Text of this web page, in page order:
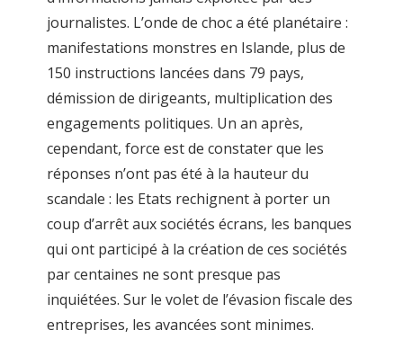
journalistes. L’onde de choc a été planétaire :
manifestations monstres en Islande, plus de
150 instructions lancées dans 79 pays,
démission de dirigeants, multiplication des
engagements politiques. Un an après,
cependant, force est de constater que les
réponses n’ont pas été à la hauteur du
scandale : les Etats rechignent à porter un
coup d’arrêt aux sociétés écrans, les banques
qui ont participé à la création de ces sociétés
par centaines ne sont presque pas
inquiétées. Sur le volet de l’évasion fiscale des
entreprises, les avancées sont minimes.